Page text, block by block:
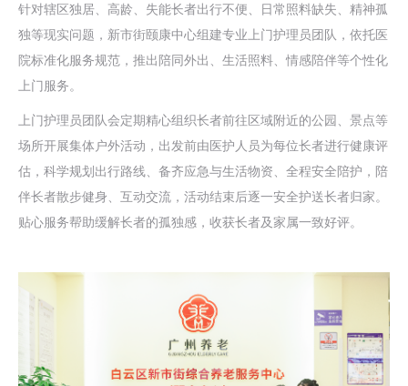
针对辖区独居、高龄、失能长者出行不便、日常照料缺失、精神孤
独等现实问题，新市街颐康中心组建专业上门护理员团队，依托医
院标准化服务规范，推出陪同外出、生活照料、情感陪伴等个性化
上门服务。
上门护理员团队会定期精心组织长者前往区域附近的公园、景点等
场所开展集体户外活动，出发前由医护人员为每位长者进行健康评
估，科学规划出行路线、备齐应急与生活物资、全程安全陪护，陪
伴长者散步健身、互动交流，活动结束后逐一安全护送长者归家。
贴心服务帮助缓解长者的孤独感，收获长者及家属一致好评。